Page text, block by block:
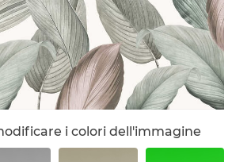
i colori dell'immagine